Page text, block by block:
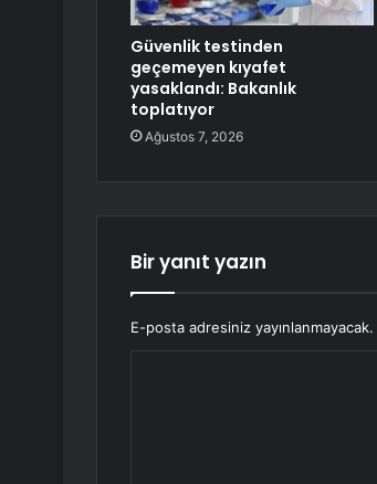
Güvenlik testinden
geçemeyen kıyafet
yasaklandı: Bakanlık
toplatıyor
Ağustos 7, 2026
Bir yanıt yazın
E-posta adresiniz yayınlanmayacak.